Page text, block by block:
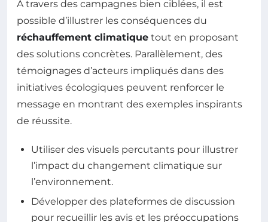
À travers des campagnes bien ciblées, il est
possible d’illustrer les conséquences du
réchauffement climatique tout en proposant
des solutions concrètes. Parallèlement, des
témoignages d’acteurs impliqués dans des
initiatives écologiques peuvent renforcer le
message en montrant des exemples inspirants
de réussite.
Utiliser des visuels percutants pour illustrer
l’impact du changement climatique sur
l’environnement.
Développer des plateformes de discussion
pour recueillir les avis et les préoccupations